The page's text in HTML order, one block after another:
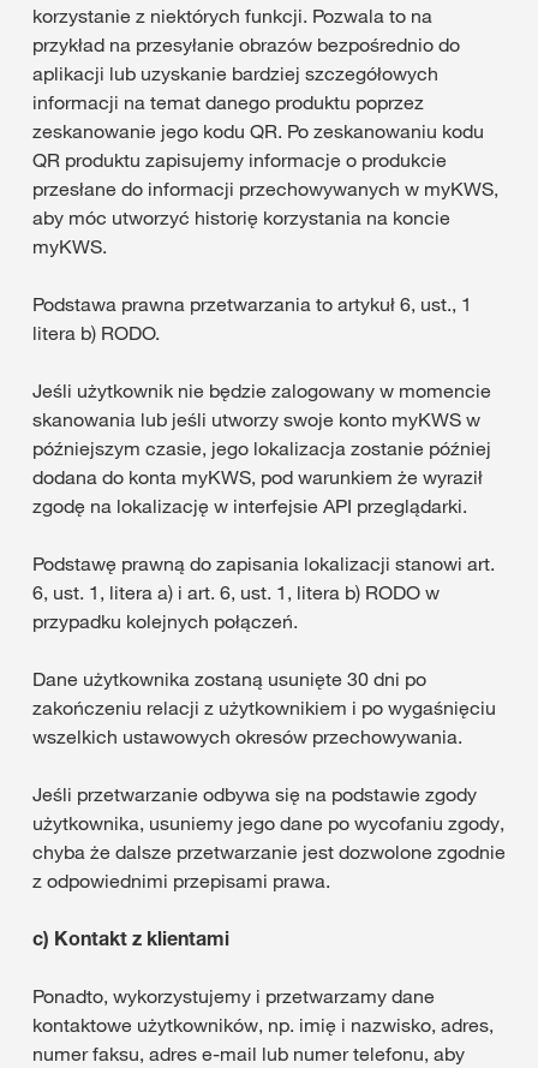
korzystanie z niektórych funkcji. Pozwala to na
przykład na przesyłanie obrazów bezpośrednio do
aplikacji lub uzyskanie bardziej szczegółowych
informacji na temat danego produktu poprzez
zeskanowanie jego kodu QR. Po zeskanowaniu kodu
QR produktu zapisujemy informacje o produkcie
przesłane do informacji przechowywanych w myKWS,
aby móc utworzyć historię korzystania na koncie
myKWS.
Podstawa prawna przetwarzania to artykuł 6, ust., 1
litera b) RODO.
Jeśli użytkownik nie będzie zalogowany w momencie
skanowania lub jeśli utworzy swoje konto myKWS w
późniejszym czasie, jego lokalizacja zostanie później
dodana do konta myKWS, pod warunkiem że wyraził
zgodę na lokalizację w interfejsie API przeglądarki.
Podstawę prawną do zapisania lokalizacji stanowi art.
6, ust. 1, litera a) i art. 6, ust. 1, litera b) RODO w
przypadku kolejnych połączeń.
Dane użytkownika zostaną usunięte 30 dni po
zakończeniu relacji z użytkownikiem i po wygaśnięciu
wszelkich ustawowych okresów przechowywania.
Jeśli przetwarzanie odbywa się na podstawie zgody
użytkownika, usuniemy jego dane po wycofaniu zgody,
chyba że dalsze przetwarzanie jest dozwolone zgodnie
z odpowiednimi przepisami prawa.
c) Kontakt z klientami
Ponadto, wykorzystujemy i przetwarzamy dane
kontaktowe użytkowników, np. imię i nazwisko, adres,
numer faksu, adres e-mail lub numer telefonu, aby